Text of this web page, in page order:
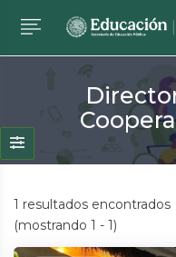
1 resultados encontrados
(mostrando 1 - 1)